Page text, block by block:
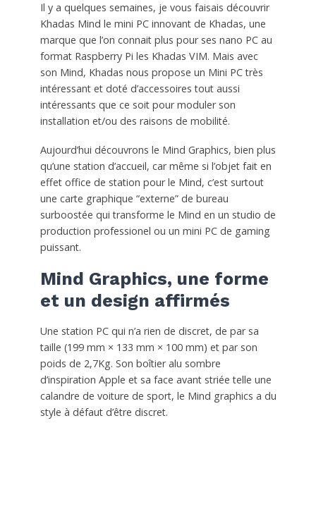
Il y a quelques semaines, je vous faisais découvrir
Khadas Mind le mini PC innovant de Khadas, une
marque que l’on connait plus pour ses nano PC au
format Raspberry Pi les Khadas VIM. Mais avec
son Mind, Khadas nous propose un Mini PC très
intéressant et doté d’accessoires tout aussi
intéressants que ce soit pour moduler son
installation et/ou des raisons de mobilité.
Aujourd’hui découvrons le Mind Graphics, bien plus
qu’une station d’accueil, car même si l’objet fait en
effet office de station pour le Mind, c’est surtout
une carte graphique “externe” de bureau
surboostée qui transforme le Mind en un studio de
production professionel ou un mini PC de gaming
puissant.
Mind Graphics, une forme
et un design affirmés
Une station PC qui n’a rien de discret, de par sa
taille (199 mm × 133 mm × 100 mm) et par son
poids de 2,7Kg. Son boîtier alu sombre
d’inspiration Apple et sa face avant striée telle une
calandre de voiture de sport, le Mind graphics a du
style à défaut d’être discret.